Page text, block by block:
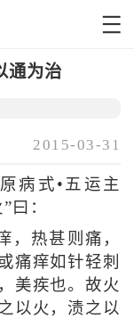
通为治
2015-03-31
病式•五运主
曰：
热甚则痛，
痛痒如针轻刺
美疾也。故火
以火，渍之以